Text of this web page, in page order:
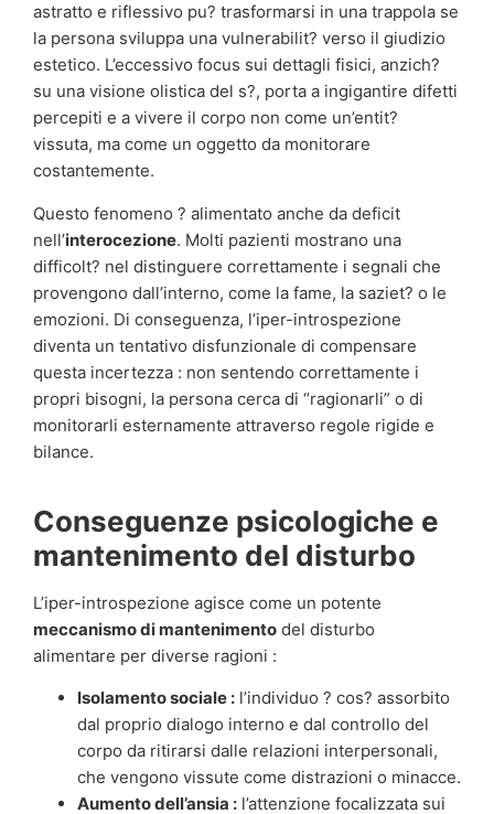
astratto e riflessivo pu? trasformarsi in una trappola se
la persona sviluppa una vulnerabilit? verso il giudizio
estetico. L’eccessivo focus sui dettagli fisici, anzich?
su una visione olistica del s?, porta a ingigantire difetti
percepiti e a vivere il corpo non come un’entit?
vissuta, ma come un oggetto da monitorare
costantemente.
Questo fenomeno ? alimentato anche da deficit
nell’interocezione. Molti pazienti mostrano una
difficolt? nel distinguere correttamente i segnali che
provengono dall’interno, come la fame, la saziet? o le
emozioni. Di conseguenza, l’iper-introspezione
diventa un tentativo disfunzionale di compensare
questa incertezza : non sentendo correttamente i
propri bisogni, la persona cerca di “ragionarli” o di
monitorarli esternamente attraverso regole rigide e
bilance.
Conseguenze psicologiche e
mantenimento del disturbo
L’iper-introspezione agisce come un potente
meccanismo di mantenimento del disturbo
alimentare per diverse ragioni :
Isolamento sociale : l’individuo ? cos? assorbito
dal proprio dialogo interno e dal controllo del
corpo da ritirarsi dalle relazioni interpersonali,
che vengono vissute come distrazioni o minacce.
Aumento dell’ansia : l’attenzione focalizzata sui